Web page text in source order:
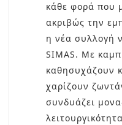
κάθε φορά που
ακριβώς την
η νέα συλλογή
SIMAS. Με
καθησυχάζουν
χαρίζουν
συνδυάζει